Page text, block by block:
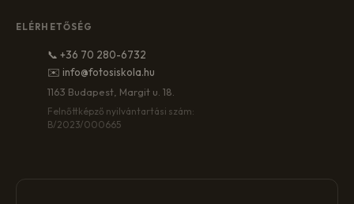
ELÉRHETŐSÉG
📞 +36 70 280-6732
✉️ info@fotosiskola.hu
1163 Budapest, Margit u. 18.
Felnőttképző nyilvántartási szám:
B/2023/000665